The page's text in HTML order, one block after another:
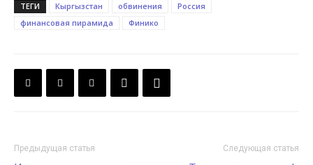
ТЕГИ Кыргызстан обвинения
Россия
финансовая пирамида
Финико
Предыдущая статья Следующая статья